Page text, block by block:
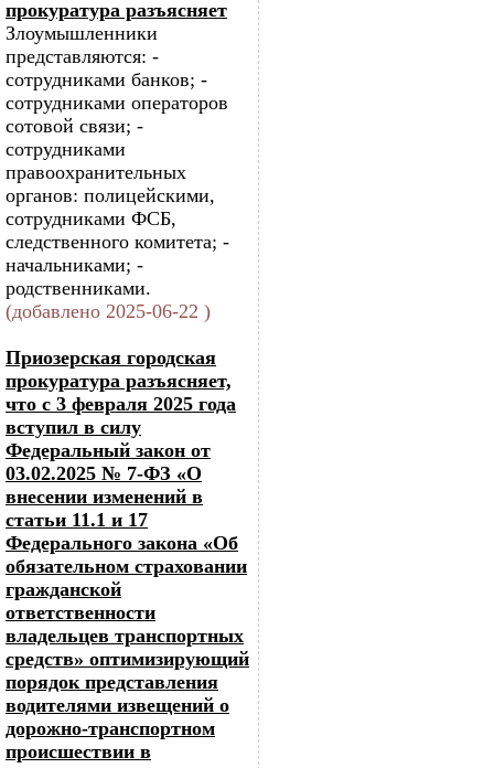
прокуратура разъясняет
Злоумышленники
представляются: -
сотрудниками банков; -
сотрудниками операторов
сотовой связи; -
сотрудниками
правоохранительных
органов: полицейскими,
сотрудниками ФСБ,
следственного комитета; -
начальниками; -
родственниками.
(добавлено 2025-06-22 )
Приозерская городская
прокуратура разъясняет,
что с 3 февраля 2025 года
вступил в силу
Федеральный закон от
03.02.2025 № 7-ФЗ «О
внесении изменений в
статьи 11.1 и 17
Федерального закона «Об
обязательном страховании
гражданской
ответственности
владельцев транспортных
средств» оптимизирующий
порядок представления
водителями извещений о
дорожно-транспортном
происшествии в